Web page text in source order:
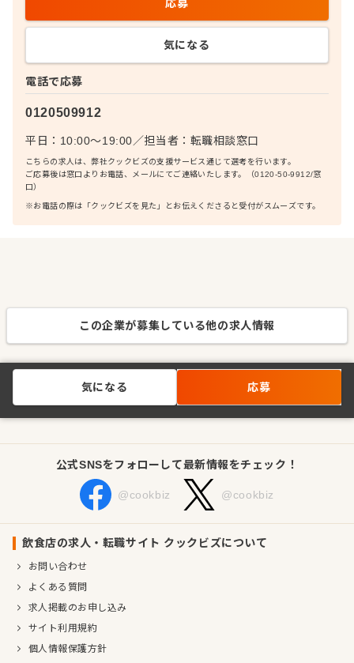
電話で応募
0120509912
平日：10:00〜19:00／担当者： 転職相談窓口
こちらの求人は、弊社クックビズの支援サービス通じて選考を行います。
ご応募後は窓口よりお電話、メールにてご連絡いたします。（0120-50-9912/窓
口）
※お電話の際は「クックビズを見た」とお伝えくださると受付がスムーズです。
応募
気になる
この企業が募集している他の求人情報
気になる 応募
公式SNSをフォローして最新情報をチェック！
@cookbiz @cookbiz
飲食店の求人・転職サイト クックビズについて
お問い合わせ
よくある質問
求人掲載のお申し込み
サイト利用規約
個人情報保護方針